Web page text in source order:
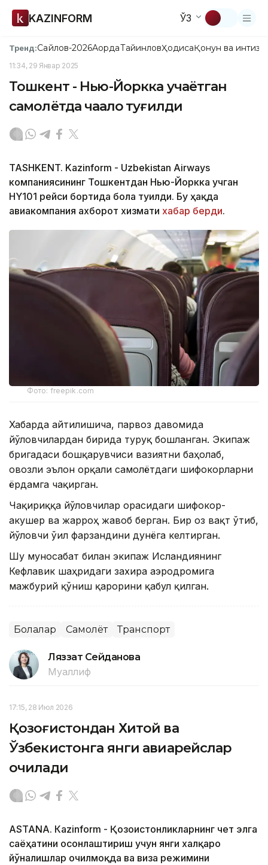
KAZINFORM ЎЗ
Тренд:Сайлов-2026АқордаТайинловҲодисаҚонун ва
11:34, 29 Январ 2025
Тошкент - Нью-Йоркка учаётган
самолётда чақалоқ туғилди
TASHKENT. Kazinform - Uzbekistan Airways
компаниясининг Тошкентдан Нью-Йоркка учган
HY101 рейси бортида бола туғилди. Бу ҳақда
авиакомпания ахборот хизмати хабар берди.
Фото: freepik.com
Хабарда айтилишича, парвоз давомида
йўловчилардан бирида туғруқ бошланган. Экипаж
бригадаси бошқарувчиси вазиятни баҳолаб,
овозли эълон орқали самолётдаги шифокорларни
ёрдамга чақирган.
Чақириққа йўловчилар орасидаги шифокор-
акушер ва жарроҳ жавоб берган. Бир оз вақт ўтиб,
йўловчи ўғил фарзандини дунёга келтирган.
Шу муносабат билан экипаж Исландиянинг
Кефлавик шаҳридаги захира аэродромига
мажбурий қўниш қарорини қабул қилган.
Болалар Самолёт Транспорт
Ляззат Сейданова
Муаллиф
17:15, 28 Июл 2026
Қозоғистондан Хитой ва
Ўзбекистонга янги авиарейслар
очилади
ASTANА. Кazinform - Қозоғистонликларнинг чет элга
саёҳатини осонлаштириш учун янги халқаро
йўналишлар очилмоқда ва виза режимини